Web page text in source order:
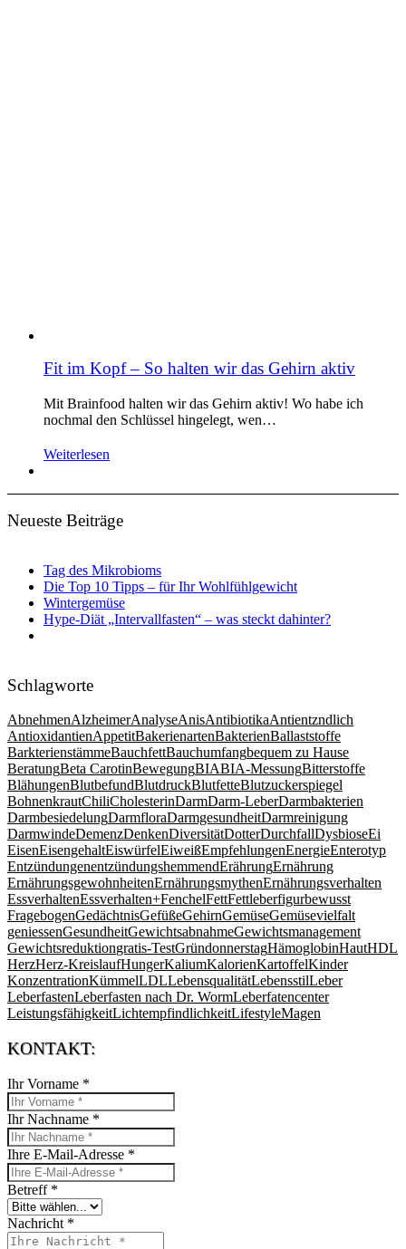
Fit im Kopf – So halten wir das Gehirn aktiv
Mit Brainfood halten wir das Gehirn aktiv! Wo habe ich
nochmal den Schlüssel hingelegt, wen…
Weiterlesen
Neueste Beiträge
Tag des Mikrobioms
Die Top 10 Tipps – für Ihr Wohlfühlgewicht
Wintergemüse
Hype-Diät „Intervallfasten“ – was steckt dahinter?
Schlagworte
AbnehmenAlzheimerAnalyseAnisAntibiotikaAntientzndlich
AntioxidantienAppetitBakerienartenBakterienBallaststoffe
BarkterienstämmeBauchfettBauchumfangbequem zu Hause
BeratungBeta CarotinBewegungBIABIA-MessungBitterstoffe
BlähungenBlutbefundBlutdruckBlutfetteBlutzuckerspiegel
BohnenkrautChiliCholesterinDarmDarm-LeberDarmbakterien
DarmbesiedelungDarmfloraDarmgesundheitDarmreinigung
DarmwindeDemenzDenkenDiversitätDotterDurchfallDysbioseEi
EisenEisengehaltEiswürfelEiweißEmpfehlungenEnergieEnterotyp
EntzündungenentzündungshemmendErährungErnährung
ErnährungsgewohnheitenErnährungsmythenErnährungsverhalten
EssverhaltenEssverhalten+FenchelFettFettleberfigurbewusst
FragebogenGedächtnisGefüßeGehirnGemüseGemüsevielfalt
geniessenGesundheitGewichtsabnahmeGewichtsmanagement
Gewichtsreduktiongratis-TestGründonnerstagHämoglobinHautHDL
HerzHerz-KreislaufHungerKaliumKalorienKartoffelKinder
KonzentrationKümmelLDLLebensqualitätLebensstilLeber
LeberfastenLeberfasten nach Dr. WormLeberfatencenter
LeistungsfähigkeitLichtempfindlichkeitLifestyleMagen
KONTAKT:
Ihr Vorname *
Ihr Nachname *
Ihre E-Mail-Adresse *
Betreff *
Nachricht *